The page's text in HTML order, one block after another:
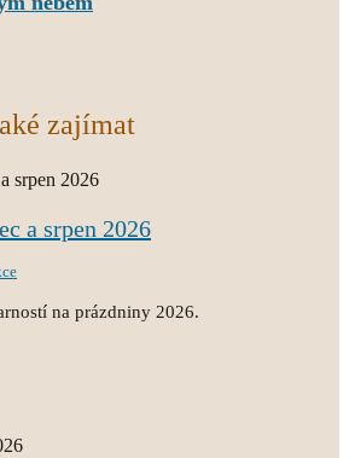
zajímat
a srpen 2026
na prázdniny 2026.